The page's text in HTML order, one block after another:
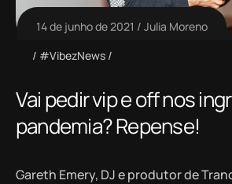
14 de junho de 2021
Julia Moreno
#VibezNews
Vai pedir vip e off nos
pandemia? Repense!
Gareth Emery, DJ e produtor de